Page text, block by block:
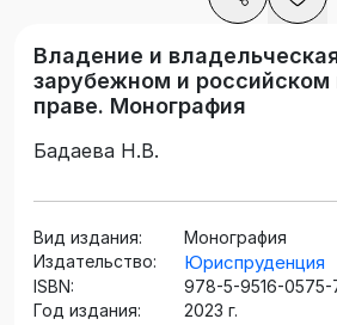
Владение и
зарубежном и
праве. Монография
Бадаева Н.В.
Вид издания:
Монография
Издательство:
Юриспруденция
ISBN:
978-5-9516-0575-
Год издания:
2023 г.